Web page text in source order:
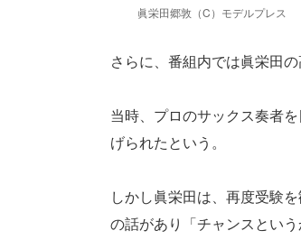
眞栄田郷敦（C）モデルプレス
さらに、番組内では眞栄田
当時、プロのサックス奏者
げられたという。
しかし眞栄田は、再度受験
の話があり「チャンスとい